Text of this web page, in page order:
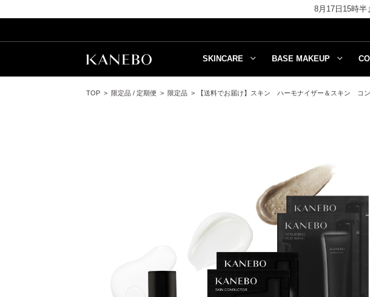
8月17日15時半
SKINCARE BASE MAKEUP
TOP 限定品 / 定期便 限定品 【送料でお届け】スキン ハーモナイザー＆スキン コ